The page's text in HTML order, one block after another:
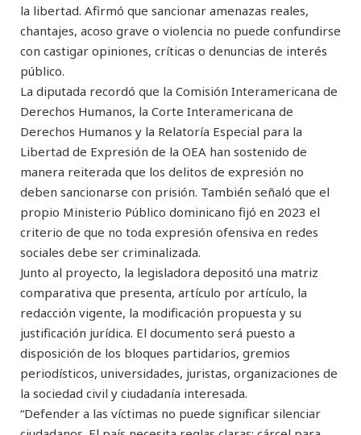
la libertad. Afirmó que sancionar amenazas reales,
chantajes, acoso grave o violencia no puede confundirse
con castigar opiniones, críticas o denuncias de interés
público.
La diputada recordó que la Comisión Interamericana de
Derechos Humanos, la Corte Interamericana de
Derechos Humanos y la Relatoría Especial para la
Libertad de Expresión de la OEA han sostenido de
manera reiterada que los delitos de expresión no
deben sancionarse con prisión. También señaló que el
propio Ministerio Público dominicano fijó en 2023 el
criterio de que no toda expresión ofensiva en redes
sociales debe ser criminalizada.
Junto al proyecto, la legisladora depositó una matriz
comparativa que presenta, artículo por artículo, la
redacción vigente, la modificación propuesta y su
justificación jurídica. El documento será puesto a
disposición de los bloques partidarios, gremios
periodísticos, universidades, juristas, organizaciones de
la sociedad civil y ciudadanía interesada.
“Defender a las víctimas no puede significar silenciar